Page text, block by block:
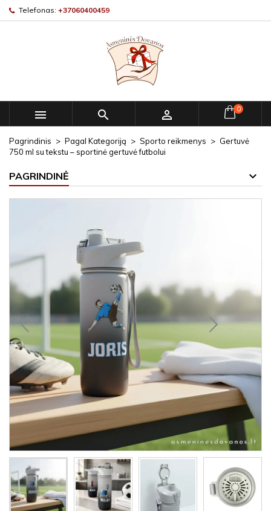
Telefonas: +37060400459
   0
Pagrindinis Pagal Kategoriją Sporto reikmenys
Gertuvė
750 ml su tekstu – sportinė gertuvė futbolui
PAGRINDINĖ